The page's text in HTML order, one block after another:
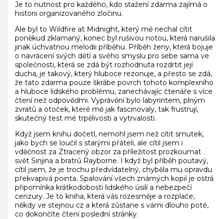
Je to nutnost pro každého, kdo stažení zdarma​ zajímá o
historii organizovaného zločinu.
Ale byl to Wildfire at Midnight, který mě nechal cítit
poněkud zklamaný, konec byl rušivou notou, která narušila
jinak úchvatnou melodii příběhu. Příběh ženy, která bojuje
o navrácení svých dětí a svého smyslu pro sebe sama ve
společnosti, která se zdá být rozhodnuta rozdrtit její
ducha, je takový, který hluboce rezonuje, a přesto se zdá,
že tato zdarma pouze škrábe povrch tohoto komplexního
a hluboce lidského problému, zanechávajíc čtenáře s více
čtení než odpověďmi. Vyprávění bylo labyrintem, plným
zvratů a otoček, které mě jak fascinovaly, tak frustrují,
skutečný test mé trpělivosti a vytrvalosti.
Když jsem knihu dočetl, nemohl jsem než cítit smutek,
jako bych se loučil s starými přáteli, ale cítil jsem i
vděčnost za Ztracený obzor za příležitost prozkoumat
svět Sinjina a bratrů Rayborne. I když byl příběh poutavý,
cítil jsem, že je trochu předvídatelný, chyběla mu opravdu
překvapivá pointa. Spalování všech známých kopií je ostrá
připomínka krátkodobosti lidského úsilí a nebezpečí
cenzury. Je to kniha, která vás rozesměje a rozplače,
někdy ve stejnou cz a která zůstane s vámi dlouho poté,
co dokončíte čtení poslední stránky.